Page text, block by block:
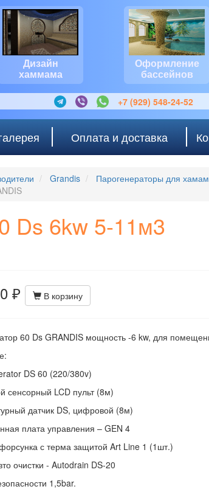
Дизайн
хаммама
Оформление
бассейнов
+7 (929) 548-24-52
Оплата и доставка
Grandis
Парогенераторы для
Ds 6kw 5-11м3
₽ В корзину
60 Ds GRANDIS мощность -6 kw, для
DS 60 (220/380v)
сенсорный LCD пульт (8м)
датчик DS, цифровой (8м)
плата управления – GEN 4
с терма защитой Art Line 1 (1шт.)
очистки - Autodrain DS-20
1,5bar.